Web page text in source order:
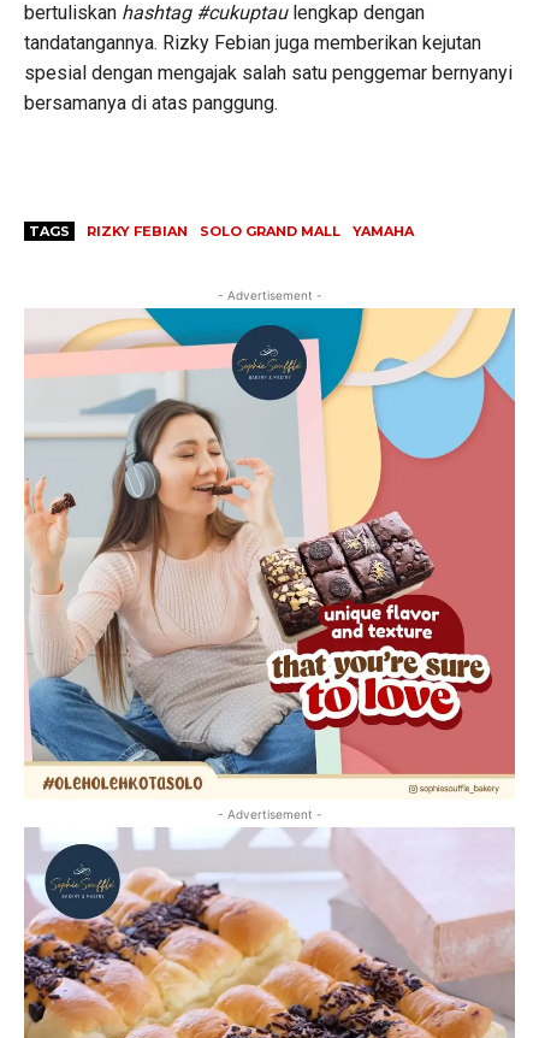
bertuliskan hashtag #cukuptaulengkap dengan
tandatangannya. Rizky Febian juga memberikan kejutan
spesial dengan mengajak salah satu penggemar bernyanyi
bersamanya di atas panggung.
TAGS RIZKY FEBIAN SOLO GRAND MALL YAMAHA
- Advertisement -
- Advertisement -